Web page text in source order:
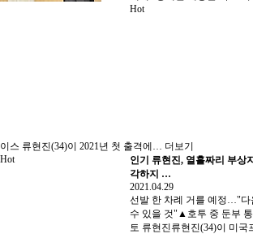
Hot
이스 류현진(34)이 2021년 첫 출격에… 더보기
Hot
인기 류현진, 열흘짜리 부
각하지 …
2021.04.29
선발 한 차례 거를 예정…"다
수 있을 것"▲호투 중 둔부
토 류현진류현진(34)이 미